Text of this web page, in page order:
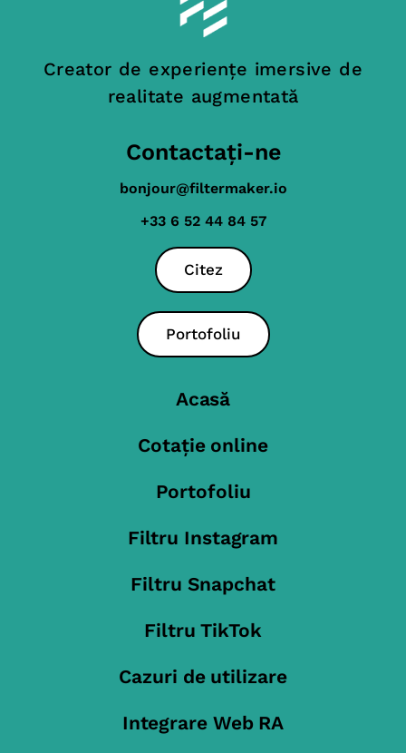
Creator de experiențe imersive de
realitate augmentată
Contactați-ne
bonjour@filtermaker.io
+33 6 52 44 84 57
Citez
Portofoliu
Acasă
Cotație online
Portofoliu
Filtru Instagram
Filtru Snapchat
Filtru TikTok
Cazuri de utilizare
Integrare Web RA